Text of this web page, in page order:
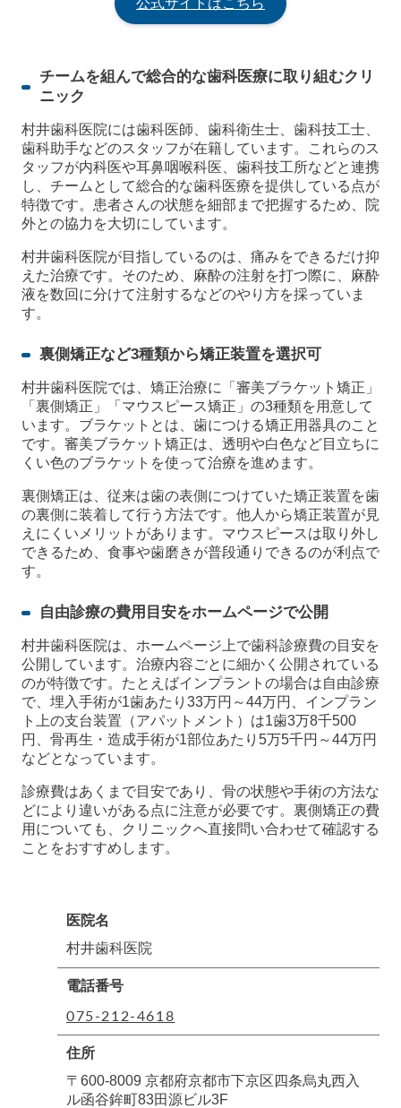
チームを組んで総合的な歯科医療に取り組むクリ
ニック
村井歯科医院には歯科医師、歯科衛生士、歯科技工士、
歯科助手などのスタッフが在籍しています。これらのス
タッフが内科医や耳鼻咽喉科医、歯科技工所などと連携
し、チームとして総合的な歯科医療を提供している点が
特徴です。患者さんの状態を細部まで把握するため、院
外との協力を大切にしています。
村井歯科医院が目指しているのは、痛みをできるだけ抑
えた治療です。そのため、麻酔の注射を打つ際に、麻酔
液を数回に分けて注射するなどのやり方を採っていま
す。
裏側矯正など3種類から矯正装置を選択可
村井歯科医院では、矯正治療に「審美ブラケット矯正」
「裏側矯正」「マウスピース矯正」の3種類を用意して
います。ブラケットとは、歯につける矯正用器具のこと
です。審美ブラケット矯正は、透明や白色など目立ちに
くい色のブラケットを使って治療を進めます。
裏側矯正は、従来は歯の表側につけていた矯正装置を歯
の裏側に装着して行う方法です。他人から矯正装置が見
えにくいメリットがあります。マウスピースは取り外し
できるため、食事や歯磨きが普段通りできるのが利点で
す。
自由診療の費用目安をホームページで公開
村井歯科医院は、ホームページ上で歯科診療費の目安を
公開しています。治療内容ごとに細かく公開されている
のが特徴です。たとえばインプラントの場合は自由診療
で、埋入手術が1歯あたり33万円～44万円、インプラン
ト上の支台装置（アパットメント）は1歯3万8千500
円、骨再生・造成手術が1部位あたり5万5千円～44万円
などとなっています。
診療費はあくまで目安であり、骨の状態や手術の方法な
どにより違いがある点に注意が必要です。裏側矯正の費
用についても、クリニックへ直接問い合わせて確認する
ことをおすすめします。
医院名
村井歯科医院
電話番号
075-212-4618
住所
〒600-8009 京都府京都市下京区四条烏丸西入
ル函谷鉾町83田源ビル3F